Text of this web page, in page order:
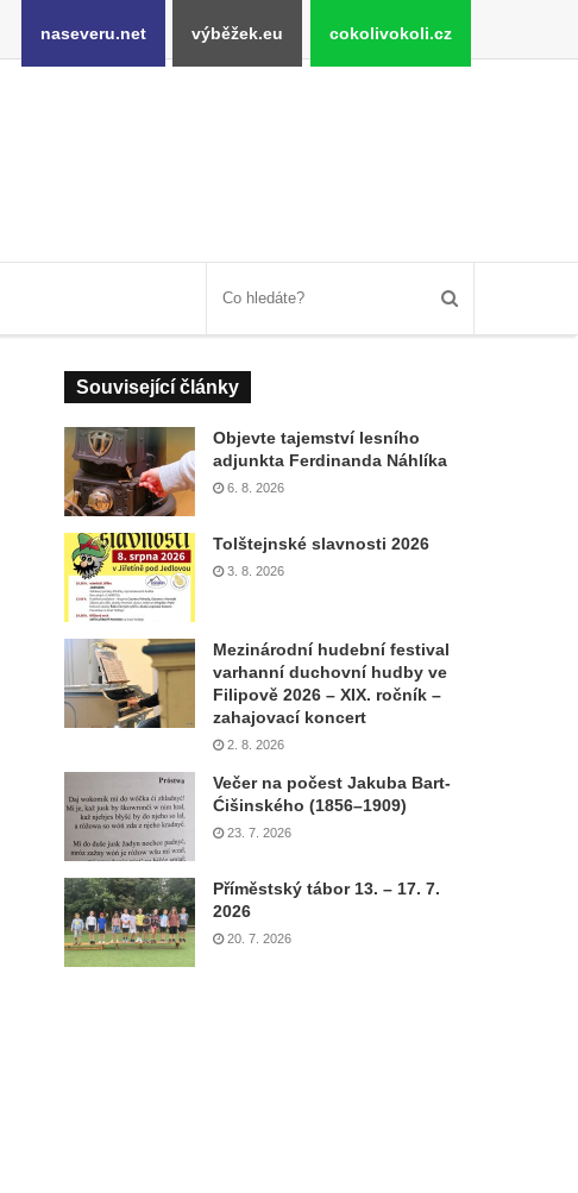
naseveru.net výběžek.eu cokolivokoli.cz
Související články
Objevte tajemství lesního
adjunkta Ferdinanda Náhlíka
6. 8. 2026
Tolštejnské slavnosti 2026
3. 8. 2026
Mezinárodní hudební festival
varhanní duchovní hudby ve
Filipově 2026 – XIX. ročník –
zahajovací koncert
2. 8. 2026
Večer na počest Jakuba Bart-
Ćišinského (1856–1909)
23. 7. 2026
Příměstský tábor 13. – 17. 7.
2026
20. 7. 2026